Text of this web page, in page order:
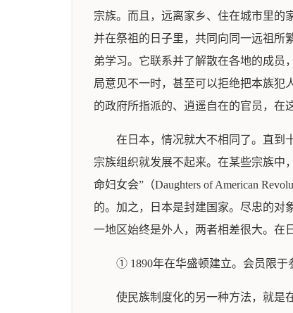
宗族。而且，远离家乡、住在城市里的
并在祭祖的日子里，共同向同一远祖所
弟学习。它联系并了解散在各地的成员
局意见不一时，甚至可以拒绝把本族犯
的政府所指派的、逍遥自在的官员，在
在日本，情况就大不相同了。直到
宗族组织就发展不起来。在某些宗族中
命妇女会”（Daughters of American
的。加之，日本是封建国家。尽忠的对
一地区始终是外人，两者相差很大。在
① 1890年在华盛顿建立。会员限
使民族制度化的另一种方法，就是